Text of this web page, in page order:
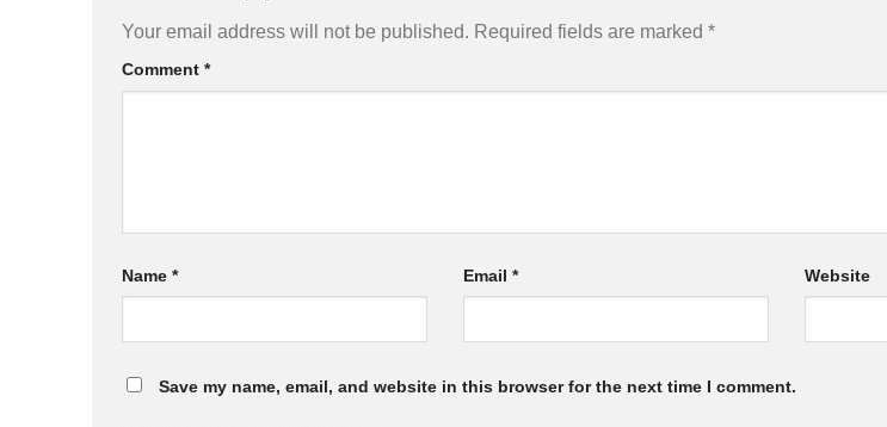
Your email address will not be published. Required fields are marked *
Comment *
Name * Email * Website
Save my name, email, and website in this browser for the next time I comment.